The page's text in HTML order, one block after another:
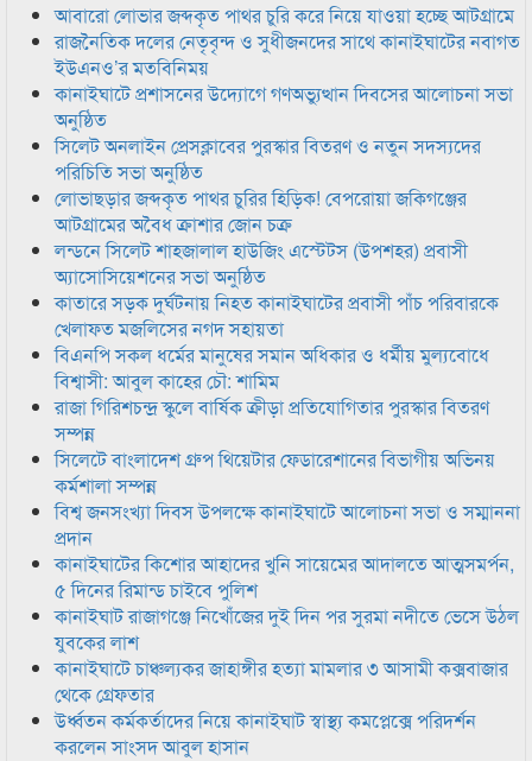
আবারো লোভার জব্দকৃত পাথর চুরি করে নিয়ে যাওয়া হচ্ছে আটগ্রামে
রাজনৈতিক দলের নেতৃবৃন্দ ও সুধীজনদের সাথে কানাইঘাটের নবাগত
ইউএনও’র মতবিনিময়
কানাইঘাটে প্রশাসনের উদ্যোগে গণঅভ্যুত্থান দিবসের আলোচনা সভা
অনুষ্ঠিত
সিলেট অনলাইন প্রেসক্লাবের পুরস্কার বিতরণ ও নতুন সদস্যদের
পরিচিতি সভা অনুষ্ঠিত
লোভাছড়ার জব্দকৃত পাথর চুরির হিড়িক! বেপরোয়া জকিগঞ্জের
আটগ্রামের অবৈধ ক্রাশার জোন চক্র
লন্ডনে সিলেট শাহজালাল হাউজিং এস্টেটস (উপশহর) প্রবাসী
অ্যাসোসিয়েশনের সভা অনুষ্ঠিত
কাতারে সড়ক দুর্ঘটনায় নিহত কানাইঘাটের প্রবাসী পাঁচ পরিবারকে
খেলাফত মজলিসের নগদ সহায়তা
বিএনপি সকল ধর্মের মানুষের সমান অধিকার ও ধর্মীয় মুল্যবোধে
বিশ্বাসী: আবুল কাহের চৌ: শামিম
রাজা গিরিশচন্দ্র স্কুলে বার্ষিক ক্রীড়া প্রতিযোগিতার পুরস্কার বিতরণ
সম্পন্ন
সিলেটে বাংলাদেশ গ্রুপ থিয়েটার ফেডারেশানের বিভাগীয় অভিনয়
কর্মশালা সম্পন্ন
বিশ্ব জনসংখ্যা দিবস উপলক্ষে কানাইঘাটে আলোচনা সভা ও সম্মাননা
প্রদান
কানাইঘাটের কিশোর আহাদের খুনি সায়েমের আদালতে আত্মসমর্পন,
৫ দিনের রিমান্ড চাইবে পুলিশ
কানাইঘাট রাজাগঞ্জে নিখোঁজের দুই দিন পর সুরমা নদীতে ভেসে উঠল
যুবকের লাশ
কানাইঘাটে চাঞ্চল্যকর জাহাঙ্গীর হত্যা মামলার ৩ আসামী কক্সবাজার
থেকে গ্রেফতার
উর্ধ্বতন কর্মকর্তাদের নিয়ে কানাইঘাট স্বাস্থ্য কমপ্লেক্সে পরিদর্শন
করলেন সাংসদ আবুল হাসান